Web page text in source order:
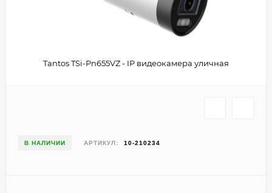
Tantos TSi-Pn655VZ - IP видеокамера уличная
В НАЛИЧИИ АРТИКУЛ: 10-210234